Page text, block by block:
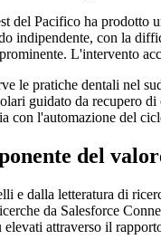
del Pacifico ha prodotto
indipendente, con la
L'intervento
le pratiche dentali nel
guidato da recupero
con l'automazione del
del
e dalla letteratura di
da Salesforce
attraverso il